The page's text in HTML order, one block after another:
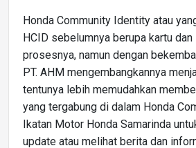
Honda Community Identity atau
HCID sebelumnya berupa kartu dan
prosesnya, namun dengan
PT. AHM mengembangkannya
tentunya lebih memudahkan
yang tergabung di dalam Honda
Ikatan Motor Honda Samarinda
update atau melihat berita dan